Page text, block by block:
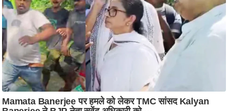
स
मी
क्षा
र्म
ज्यो
ति
ष